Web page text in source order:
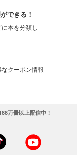
できる！
本を分類し
クーポン情報
万冊以上配信中！